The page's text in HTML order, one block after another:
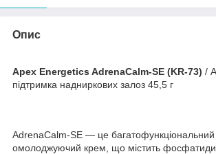
Опис
Apex Energetics AdrenaCalm-SE (KR-73) /
підтримка надниркових залоз 45,5 г
AdrenaCalm-SE — це багатофункціональний
омолоджуючий крем, що містить